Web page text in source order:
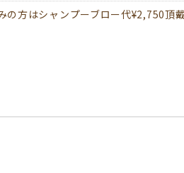
方はシャンプーブロー代¥2,750頂戴